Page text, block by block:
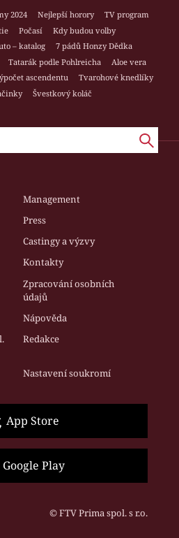
2024 Nejlepší horory
TV program
Počasí
Kdy budou volby
– katalog
7 pádů Honzy Dědka
Tatarák podle Pohlreicha
Aloe vera
ascendentu
Tvarohové knedlíky
Švestkový koláč
Management
Press
Castingy a výzvy
Kontakty
Zpracování osobních
údajů
Nápověda
Redakce
Nastavení soukromí
App Store
Google Play
© FTV Prima spol. s r.o.